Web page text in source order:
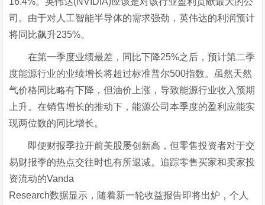
司。由于对人工智能半导体的需求强劲，英伟达的利润预计
将同比飙升235%。
在第一季度业绩最差，同比下降25%之后，预计第二季
度能源行业的业绩增长将超过标准普尔500指数。虽然天然
气价格同比略有下降，但油价上涨，导致能源行业收入预期
上升。在销售增长的推动下，能源公司本季度的盈利应能实
现两位数的同比增长。
即便财报季拉开前美股屡创新高，但零售投资者对于交
易财报季的热点交往时也有所退减。追踪零售买家和卖家投
资流动的Vanda
Research数据显示，随着新一轮收益报告即将出炉，个人